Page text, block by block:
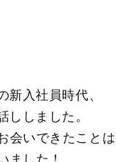
新入社員時代、
しました。
会いできたことは